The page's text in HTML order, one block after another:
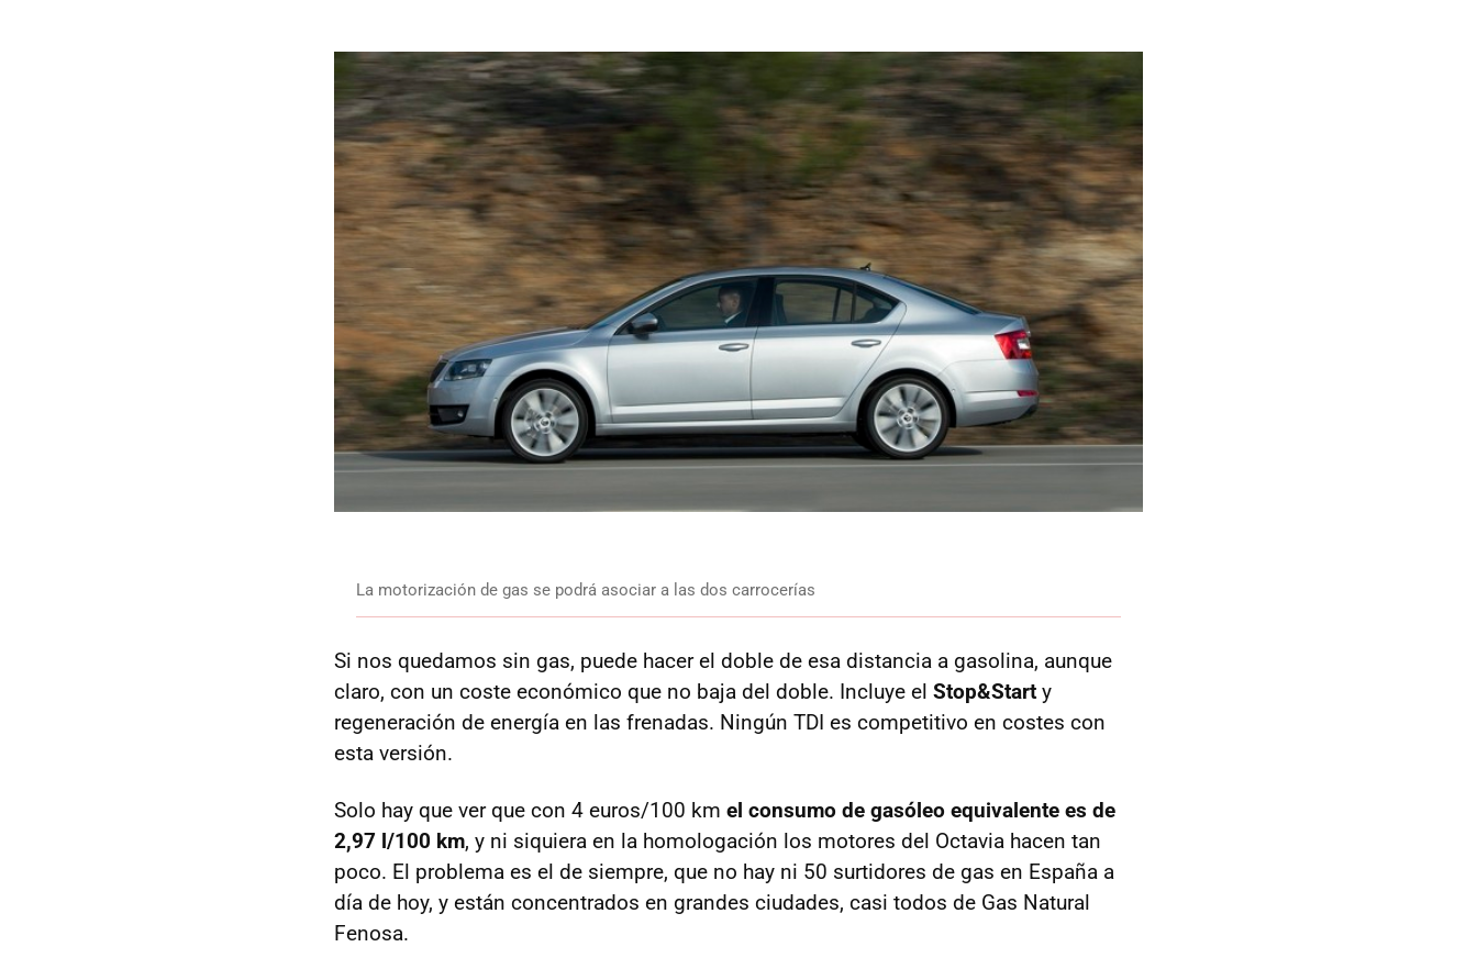
La motorización de gas se podrá asociar a las dos carrocerías
Si nos quedamos sin gas, puede hacer el doble de esa distancia a gasolina, aunque
claro, con un coste económico que no baja del doble. Incluye el Stop&Start y
regeneración de energía en las frenadas. Ningún TDI es competitivo en costes con
esta versión.
Solo hay que ver que con 4 euros/100 km el consumo de gasóleo equivalente es de
2,97 l/100 km, y ni siquiera en la homologación los motores del Octavia hacen tan
poco. El problema es el de siempre, que no hay ni 50 surtidores de gas en España a
día de hoy, y están concentrados en grandes ciudades, casi todos de Gas Natural
Fenosa.